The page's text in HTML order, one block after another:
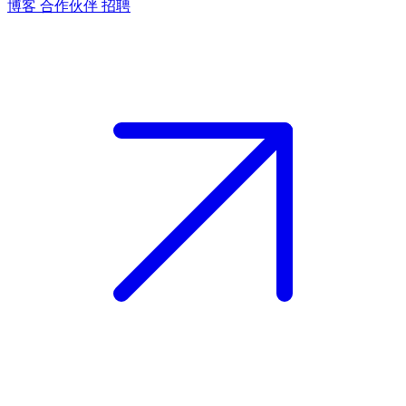
博客 合作伙伴 招聘